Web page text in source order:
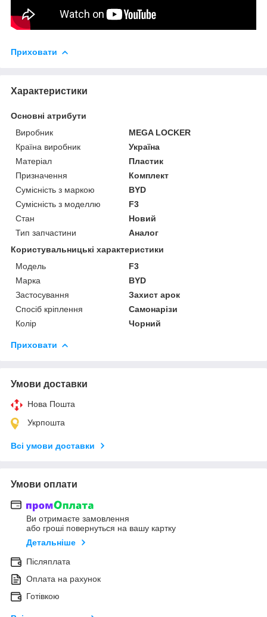
Приховати
Характеристики
Основні атрибути
Виробник
MEGA LOCKER
Країна виробник
Україна
Матеріал
Пластик
Призначення
Комплект
Сумісність з маркою
BYD
Сумісність з моделлю
F3
Стан
Новий
Тип запчастини
Аналог
Користувальницькі характеристики
Мoдель
F3
Марка
BYD
Застосування
Захист арок
Спосіб кріплення
Самонарізи
Колір
Чорний
Приховати
Умови доставки
Нова Пошта
Укрпошта
Всі умови доставки
Умови оплати
Ви отримаєте замовлення
або гроші повернуться на вашу картку
Детальніше
Післяплата
Оплата на рахунок
Готівкою